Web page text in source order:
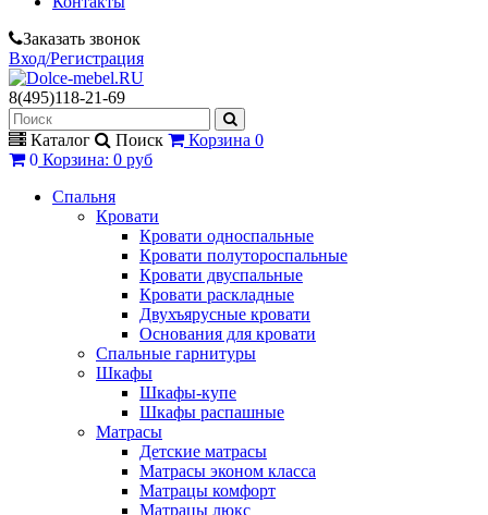
Заказать звонок
Вход/Регистрация
8(495)118-21-69
Каталог Поиск Корзина 0
0 Корзина: 0 руб
Спальня
Кровати
Кровати односпальные
Кровати полутороспальные
Кровати двуспальные
Кровати раскладные
Двухъярусные кровати
Основания для кровати
Спальные гарнитуры
Шкафы
Шкафы-купе
Шкафы распашные
Матрасы
Детские матрасы
Матрасы эконом класса
Матрацы комфорт
Матрацы люкс